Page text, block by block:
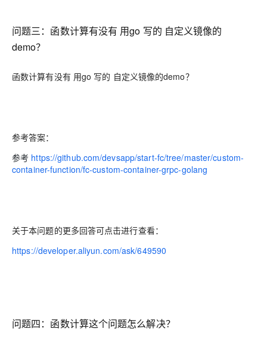
问题三：函数计算有没有 用go 写的 自定义镜像的
demo？
函数计算有没有 用go 写的 自定义镜像的demo？
参考答案：
参考 https://github.com/devsapp/start-fc/tree/master/custom-
container-function/fc-custom-container-grpc-golang
关于本问题的更多回答可点击进行查看：
https://developer.aliyun.com/ask/649590
问题四：函数计算这个问题怎么解决？